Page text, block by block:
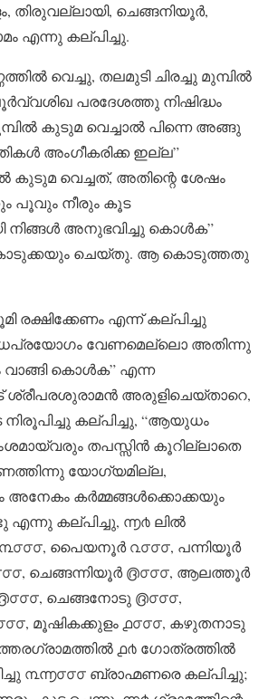
തിരുവല്ലായി, ചെങ്ങനിയൂർ,
എന്നു കല്പിച്ചു.
വെച്ചു, തലമുടി ചിരച്ചു മുമ്പിൽ
പരദേശത്തു നിഷിദ്ധം
കുടുമ വെച്ചാൽ പിന്നെ അങ്ങു
അംഗീകരിക്ക ഇല്ല”
കുടുമ വെച്ചത്, അതിന്റെ ശേഷം
പൂവും നീരും കൂട
നിങ്ങൾ അനുഭവിച്ചു കൊൾക”
ചെയ്തു. ആ കൊടുത്തതു
രക്ഷിക്കേണം എന്ന് കല്പിച്ചു
വേണമെല്ലൊ അതിന്നു
കൊൾക” എന്ന
അരുളിചെയ്താറെ,
കല്പിച്ചു, “ആയുധം
തപസ്സിൻ കൂറില്ലാതെ
യോഗ്യമില്ല,
അനേകം കർമ്മങ്ങൾക്കൊക്കയും
കല്പിച്ചു, ൬൪ ലിൽ
പൈയനൂർ ൨൦൦൦, പന്നിയൂർ
ചെങ്ങന്നിയൂർ ൫൦൦൦, ആലത്തൂർ
ചെങ്ങനോടു ൫൦൦൦,
മൂഷികക്കുളം ൧൦൦൦, കഴുതനാടു
൧൪ ഗോത്രത്തിൽ
൩൬൦൦൦ ബ്രാഹ്മണരെ കല്പിച്ചു;